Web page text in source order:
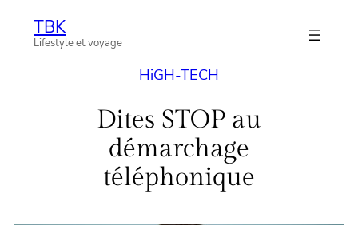
AllerTBK
Lifestyle et voyage
HiGH-TECH
Dites STOP au
démarchage
téléphonique